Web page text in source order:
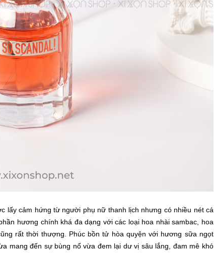
lấy cảm hứng từ người phụ nữ thanh lịch nhưng có nhiều nét cá
hương chính khá đa dạng với các loại hoa nhài sambac, hoa
rất thời thượng. Phúc bồn tử hòa quyện với hương sữa ngọt
mang đến sự bùng nổ vừa đem lại dư vị sâu lắng, đam mê khó